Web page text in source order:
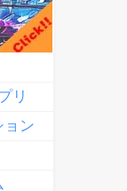
リ
ョン